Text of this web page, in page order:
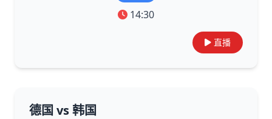
14:30
直播
德国 vs 韩国